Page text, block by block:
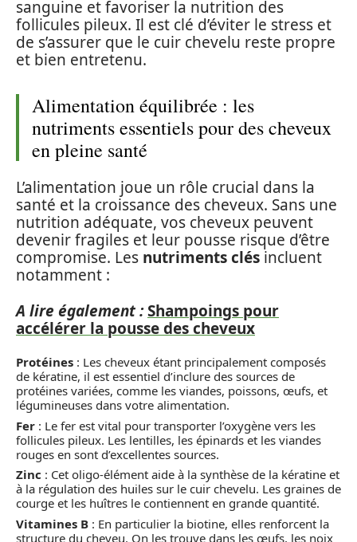
sanguine et favoriser la nutrition des
follicules pileux. Il est clé d’éviter le stress et
de s’assurer que le cuir chevelu reste propre
et bien entretenu.
Alimentation équilibrée : les
nutriments essentiels pour des cheveux
en pleine santé
L’alimentation joue un rôle crucial dans la
santé et la croissance des cheveux. Sans une
nutrition adéquate, vos cheveux peuvent
devenir fragiles et leur pousse risque d’être
compromise. Les nutriments clés incluent
notamment :
A lire également :Shampoings pour
accélérer la pousse des cheveux
Protéines : Les cheveux étant principalement composés
de kératine, il est essentiel d’inclure des sources de
protéines variées, comme les viandes, poissons, œufs, et
légumineuses dans votre alimentation.
Fer : Le fer est vital pour transporter l’oxygène vers les
follicules pileux. Les lentilles, les épinards et les viandes
rouges en sont d’excellentes sources.
Zinc : Cet oligo-élément aide à la synthèse de la kératine et
à la régulation des huiles sur le cuir chevelu. Les graines de
courge et les huîtres le contiennent en grande quantité.
Vitamines B : En particulier la biotine, elles renforcent la
structure du cheveu. On les trouve dans les œufs, les noix